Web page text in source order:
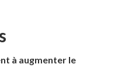
à augmenter le